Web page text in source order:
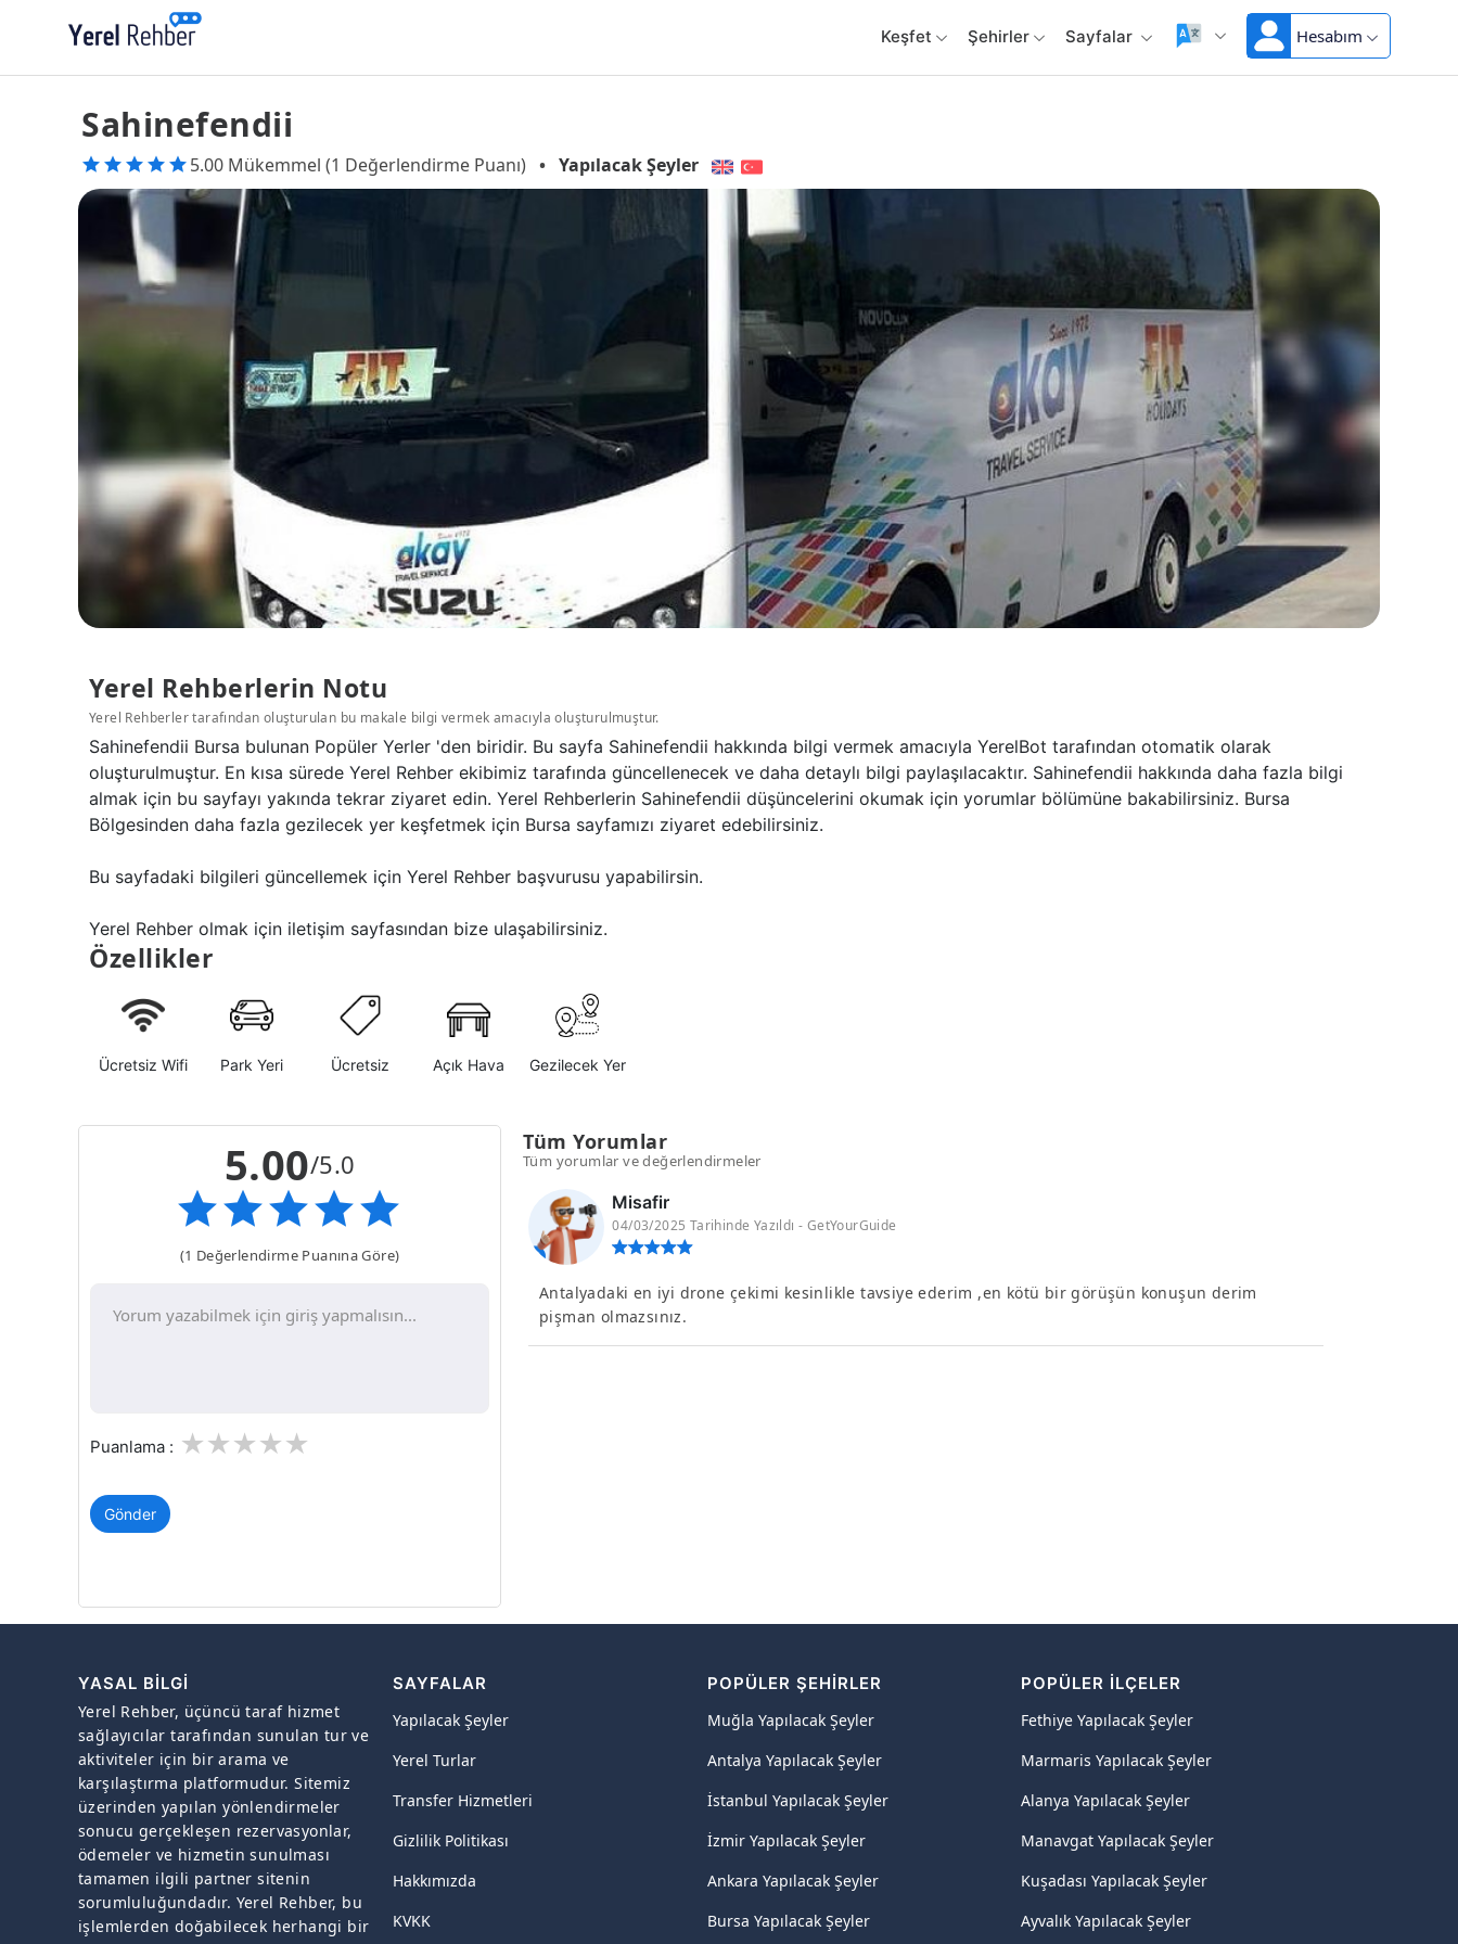
Keşfet Şehirler Sayfalar Hesabım
Sahinefendii
5.00 Mükemmel (1 Değerlendirme Puanı) • Yapılacak Şeyler
Yerel Rehberlerin Notu
Yerel Rehberler tarafından oluşturulan bu makale bilgi vermek amacıyla oluşturulmuştur.
Sahinefendii Bursa bulunan Popüler Yerler 'den biridir. Bu sayfa Sahinefendii hakkında bilgi vermek amacıyla YerelBot tarafından otomatik olarak
oluşturulmuştur. En kısa sürede Yerel Rehber ekibimiz tarafında güncellenecek ve daha detaylı bilgi paylaşılacaktır. Sahinefendii hakkında daha fazla bilgi
almak için bu sayfayı yakında tekrar ziyaret edin. Yerel Rehberlerin Sahinefendii düşüncelerini okumak için yorumlar bölümüne bakabilirsiniz. Bursa
Bölgesinden daha fazla gezilecek yer keşfetmek için Bursa sayfamızı ziyaret edebilirsiniz.
Bu sayfadaki bilgileri güncellemek için Yerel Rehber başvurusu yapabilirsin.
Yerel Rehber olmak için iletişim sayfasından bize ulaşabilirsiniz.
Özellikler
Ücretsiz Wifi Park Yeri Ücretsiz Açık Hava Gezilecek Yer
5.00/5.0
(1 Değerlendirme Puanına Göre)
Puanlama : 3
2
1
Gönder
Tüm Yorumlar
Tüm yorumlar ve değerlendirmeler
Misafir
04/03/2025 Tarihinde Yazıldı - GetYourGuide
Antalyadaki en iyi drone çekimi kesinlikle tavsiye ederim ,en kötü bir görüşün konuşun derim
pişman olmazsınız.
YASAL BILGI
Yerel Rehber, üçüncü taraf hizmet
sağlayıcılar tarafından sunulan tur ve
aktiviteler için bir arama ve
karşılaştırma platformudur. Sitemiz
üzerinden yapılan yönlendirmeler
sonucu gerçekleşen rezervasyonlar,
ödemeler ve hizmetin sunulması
tamamen ilgili partner sitenin
sorumluluğundadır. Yerel Rehber, bu
işlemlerden doğabilecek herhangi bir
SAYFALAR
Yapılacak Şeyler
Yerel Turlar
Transfer Hizmetleri
Gizlilik Politikası
Hakkımızda
KVKK
POPÜLER ŞEHIRLER
Muğla Yapılacak Şeyler
Antalya Yapılacak Şeyler
İstanbul Yapılacak Şeyler
İzmir Yapılacak Şeyler
Ankara Yapılacak Şeyler
Bursa Yapılacak Şeyler
POPÜLER İLÇELER
Fethiye Yapılacak Şeyler
Marmaris Yapılacak Şeyler
Alanya Yapılacak Şeyler
Manavgat Yapılacak Şeyler
Kuşadası Yapılacak Şeyler
Ayvalık Yapılacak Şeyler